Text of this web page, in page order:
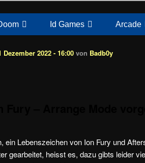
Id Games Arcade
Dezember 2022 - 16:00 von Badb0y
ein Lebenszeichen von Ion Fury und
gearbeitet, heisst es, dazu gibts leider